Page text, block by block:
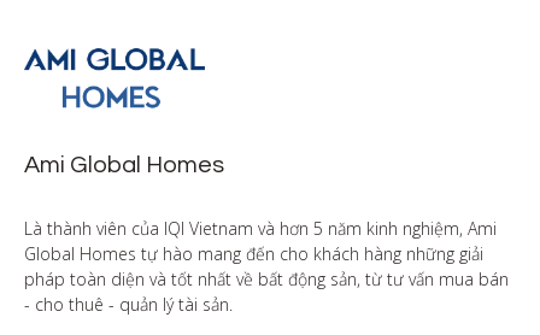
Ami Global Homes
Là thành viên của IQI Vietnam và hơn 5 năm kinh nghiệm, Ami
Global Homes tự hào mang đến cho khách hàng những giải
pháp toàn diện và tốt nhất về bất động sản, từ tư vấn mua bán
- cho thuê - quản lý tài sản.